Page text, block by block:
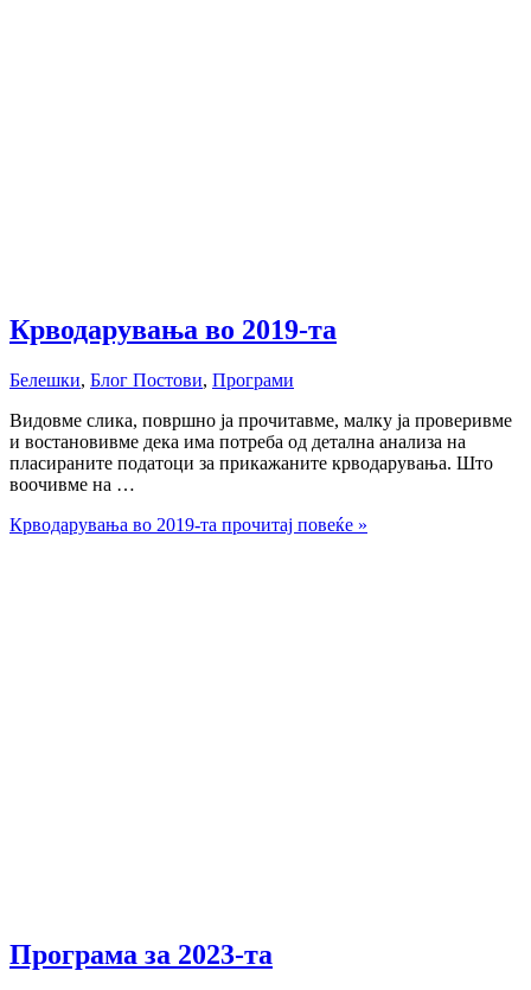
Крводарувања во 2019-та
Белешки, Блог Постови, Програми
Видовме слика, површно ја прочитавме, малку ја проверивме
и востановивме дека има потреба од детална анализа на
пласираните податоци за прикажаните крводарувања. Што
воочивме на …
Крводарувања во 2019-та прочитај повеќе »
Програма за 2023-та